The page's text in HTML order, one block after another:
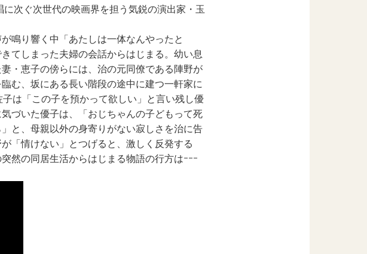
次ぐ次世代の映画界を担う気鋭の演出家・⽟
鳴り響く中「あたしは⼀体なんやったと
てしまった夫婦の会話からはじまる。幼い息
・恵⼦の傍らには、治の元同僚である陣野が
む、坂にある⻑い階段の途中に建つ⼀軒家に
は「この⼦を預かって欲しい」と⾔い残し優
づいた優⼦は、「おじちゃんの⼦どもって死
と、⺟親以外の⾝寄りがない寂しさを治に告
「情けない」とつげると、激しく反発する
然の同居⽣活からはじまる物語の⾏⽅はｰｰｰ